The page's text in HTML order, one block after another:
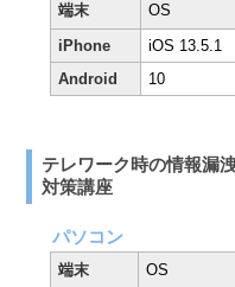
端末 OS
iPhone
iOS 13.5.1
Android
10
テレワーク時の情報漏
対策講座
パソコン
端末 OS